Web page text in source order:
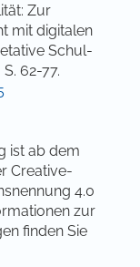
Zur
mit digitalen
Schul-
62-77.
ist ab dem
Creative-
4.0
zur
finden Sie